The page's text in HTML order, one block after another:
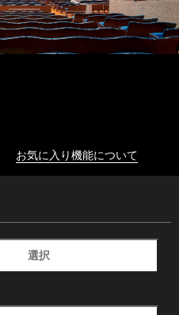
お気に入り機能について
選択